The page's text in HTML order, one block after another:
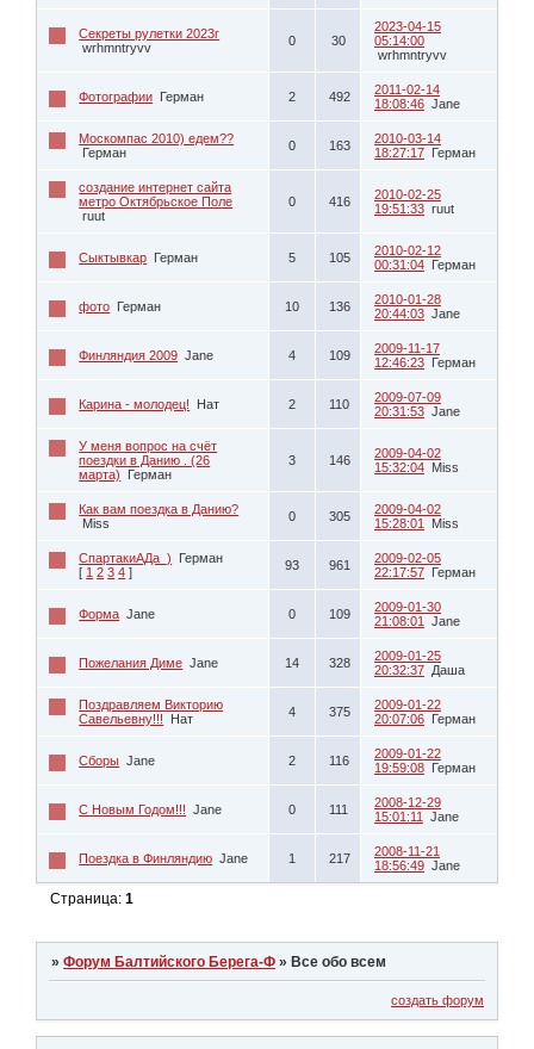
Секреты рулетки 2023г
wrhmntryvv
0 30
2023-04-15
05:14:00
wrhmntryvv
Фотографии Герман 2 492
2011-02-14
18:08:46 Jane
Москомпас 2010) едем??
Герман
0 163
2010-03-14
18:27:17 Герман
создание интернет сайта
метро Октябрьское Поле
ruut
0 416
2010-02-25
19:51:33 ruut
Сыктывкар Герман 5 105
2010-02-12
00:31:04 Герман
фото Герман 10 136
2010-01-28
20:44:03 Jane
Финляндия 2009 Jane 4 109
2009-11-17
12:46:23 Герман
Карина - молодец! Нат 2 110
2009-07-09
20:31:53 Jane
У меня вопрос на счёт
поездки в Данию . (26
марта)
Герман
3 146
2009-04-02
15:32:04 Miss
Как вам поездка в Данию?
Miss
0 305
2009-04-02
15:28:01
Miss
СпартакиАДа_)
Герман
[ 1 2 3 4 ] 93 961
2009-02-05
22:17:57 Герман
Форма Jane 0 109
2009-01-30
21:08:01
Jane
Пожелания Диме Jane 14 328
2009-01-25
20:32:37 Даша
Поздравляем Викторию
Савельевну!!!
Нат 4 375
2009-01-22
20:07:06 Герман
Сборы Jane 2 116
2009-01-22
19:59:08 Герман
С Новым Годом!!! Jane 0 111
2008-12-29
15:01:11
Jane
Поездка в Финляндию Jane 1 217
2008-11-21
18:56:49 Jane
Страница:1
»Форум Балтийского Берега-Ф » Все обо всем
создать форум